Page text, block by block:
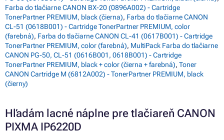
Farba do tlačiarne CANON BX-20 (0896A002) - Cartridge
TonerPartner PREMIUM, black (čierna), Farba do tlačiarne CANON
CL-51 (0618B001) - Cartridge TonerPartner PREMIUM, color
(farebná), Farba do tlačiarne CANON CL-41 (0617B001) - Cartridge
TonerPartner PREMIUM, color (farebná), MultiPack Farba do tlačiarne
CANON PG-50, CL-51 (0616B001, 0618B001) - Cartridge
TonerPartner PREMIUM, black + color (čierna + farebná), Toner
CANON Cartridge M (6812A002) - TonerPartner PREMIUM, black
(čierny)
Hľadám lacné náplne pre tlačiareň CANON
PIXMA IP6220D